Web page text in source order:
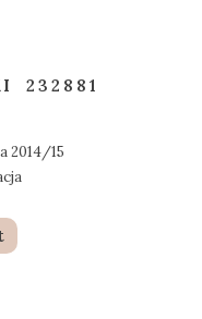
232881
2014/15